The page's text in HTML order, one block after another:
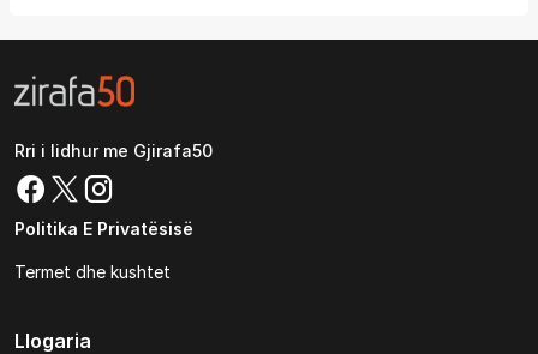
Rri i lidhur me Gjirafa50
Politika E Privatësisë
Termet dhe kushtet
Llogaria